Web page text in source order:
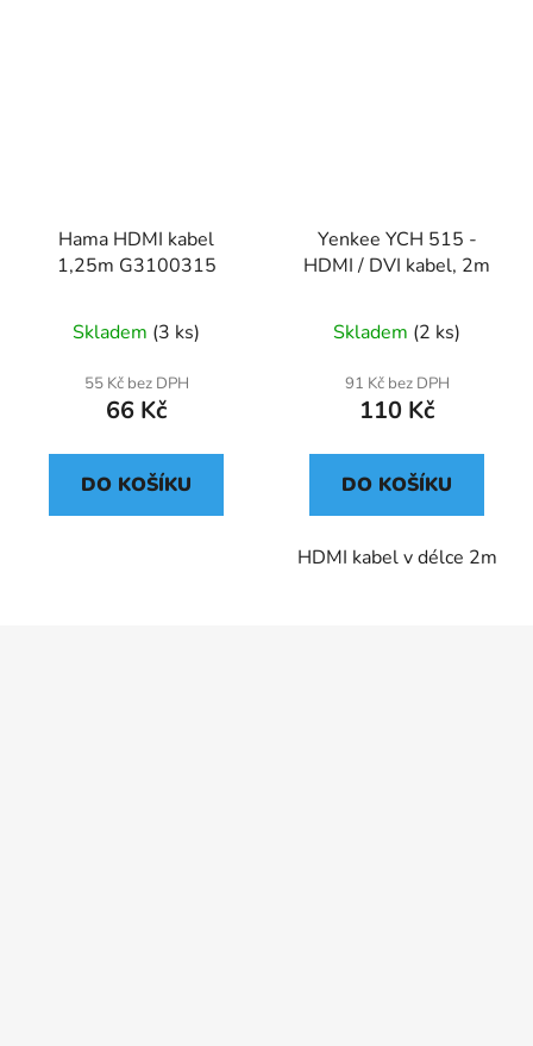
Hama HDMI kabel
1,25m G3100315
Skladem (3 ks)
55 Kč bez DPH
66 Kč
DO KOŠÍKU
Yenkee YCH 515 -
HDMI / DVI kabel, 2m
Skladem (2 ks)
91 Kč bez DPH
110 Kč
DO KOŠÍKU
HDMI kabel v délce 2m